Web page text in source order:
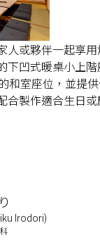
人或夥伴一起享
下凹式暖桌小上
和室座位，並提
合製作適合生日
Irodori)